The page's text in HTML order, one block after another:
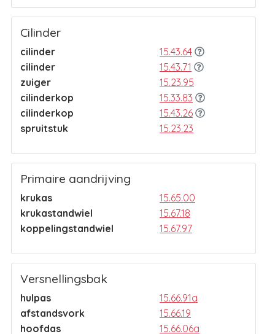
Cilinder
cilinder
15.43.64
cilinder
15.43.71
zuiger
15.23.95
cilinderkop
15.33.83
cilinderkop
15.43.26
spruitstuk
15.23.23
Primaire aandrijving
krukas
15.65.00
krukastandwiel
15.67.18
koppelingstandwiel
15.67.97
Versnellingsbak
hulpas
15.66.91a
afstandsvork
15.66.19
hoofdas
15.66.06a